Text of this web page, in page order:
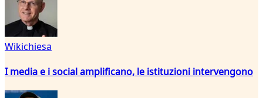
Wikichiesa
I media e i social amplificano, le istituzioni intervengono